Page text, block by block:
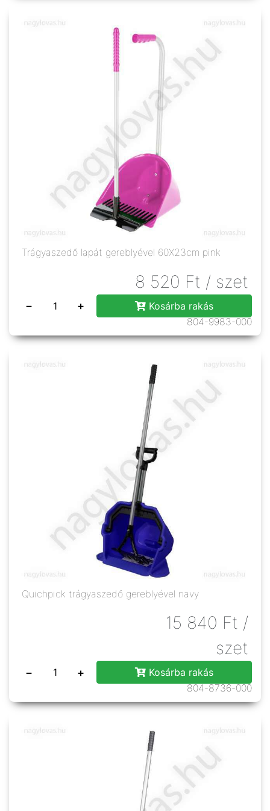
Trágyaszedő lapát gereblyével 60X23cm pink
8 520 Ft / szet
− +
Kosárba rakás
804-9983-000
Quichpick trágyaszedő gereblyével navy
15 840 Ft /
szet
− +
Kosárba rakás
804-8736-000